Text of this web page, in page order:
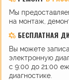
Мы
на монтаж,
БЕСПЛАТНАЯ
Вы можете
электронную
с 9:00 до 21:00
диагностике.